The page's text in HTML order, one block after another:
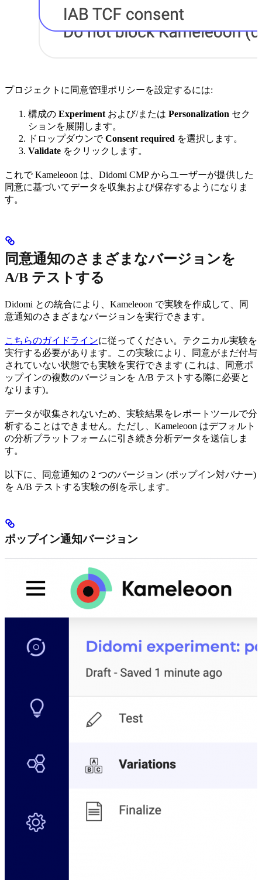
プロジェクトに同意管理ポリシーを設定するには:
構成の Experiment および/または Personalization セク
ションを展開します。
ドロップダウンでConsent required を選択します。
Validate をクリックします。
これで Kameleoon は、Didomi CMP からユーザーが提供した
同意に基づいてデータを収集および保存するようになりま
す。
同意通知のさまざまなバージョンを
A/B テストする
Didomi との統合により、Kameleoon で実験を作成して、同
意通知のさまざまなバージョンを実行できます。
こちらのガイドラインに従ってください。テクニカル実験を
実行する必要があります。この実験により、同意がまだ付与
されていない状態でも実験を実行できます (これは、同意ポ
ップインの複数のバージョンを A/B テストする際に必要と
なります)。
データが収集されないため、実験結果をレポートツールで分
析することはできません。ただし、Kameleoon はデフォルト
の分析プラットフォームに引き続き分析データを送信しま
す。
以下に、同意通知の 2 つのバージョン (ポップイン対バナー)
を A/B テストする実験の例を示します。
ポップイン通知バージョン